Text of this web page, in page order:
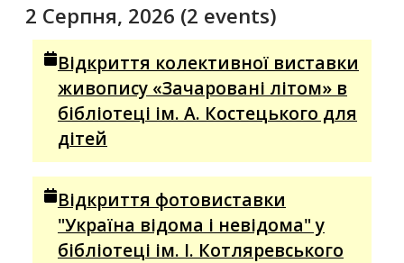
2 Серпня, 2026 (2 events)
Відкриття колективної виставки
живопису «Зачаровані літом» в
бібліотеці ім. А. Костецького для
дітей
Відкриття фотовиставки
"Україна відома і невідома" у
бібліотеці ім. І. Котляревського